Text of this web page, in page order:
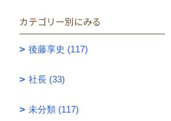
カテゴリー別にみる
後藤享史 (117)
社長 (33)
未分類 (117)